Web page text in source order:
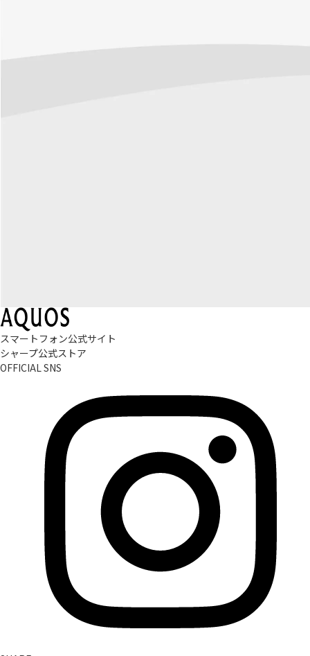
スマートフォン公式サイト
シャープ公式ストア
OFFICIAL SNS